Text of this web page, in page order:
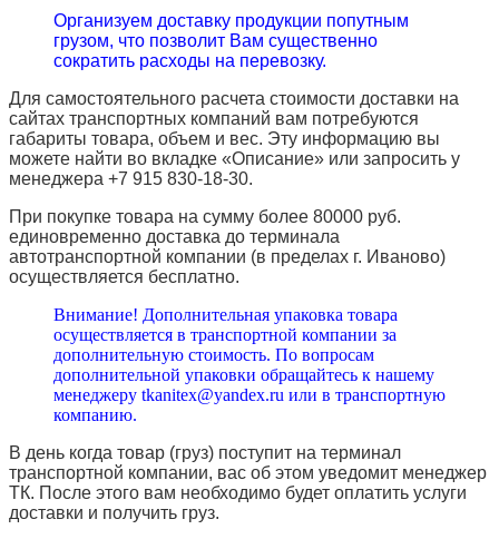
Организуем доставку продукции попутным
грузом, что позволит Вам существенно
сократить расходы на перевозку.
Для самостоятельного расчета стоимости доставки на
сайтах транспортных компаний вам потребуются
габариты товара, объем и вес. Эту информацию вы
можете найти во вкладке «Описание» или запросить у
менеджера +7 915 830-18-30.
При покупке товара на сумму более 80000 руб.
единовременно доставка до терминала
автотранспортной компании (в пределах г. Иваново)
осуществляется бесплатно.
Внимание! Дополнительная упаковка товара
осуществляется в транспортной компании за
дополнительную стоимость. По вопросам
дополнительной упаковки обращайтесь к нашему
менеджеру tkanitex@yandex.ru или в транспортную
компанию.
В день когда товар (груз) поступит на терминал
транспортной компании, вас об этом уведомит менеджер
ТК. После этого вам необходимо будет оплатить услуги
доставки и получить груз.